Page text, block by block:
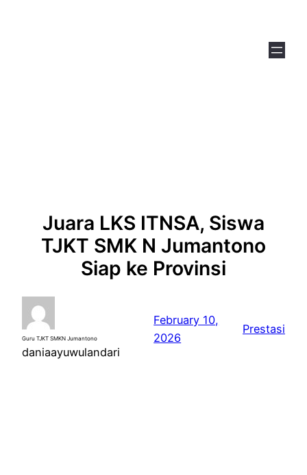
Juara LKS ITNSA, Siswa
TJKT SMK N Jumantono
Siap ke Provinsi
Guru TJKT SMKN Jumantono
daniaayuwulandari
February 10,
2026
Prestasi